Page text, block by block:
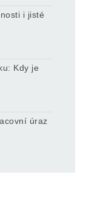
i jisté
Kdy je
úraz